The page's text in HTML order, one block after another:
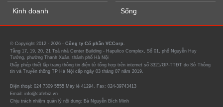
Kinh doanh Sống
© Copyright 2012 - 2026 - Công ty Cổ phần VCCorp.
Tầng 17, 19, 20, 21 Toà nhà Center Building - Hapulico Complex, Số 01, phố Nguyễn Huy
Tưởng, phường Thanh Xuân, thành phố Hà Nội
Giấy phép thiết lập trang thông tin điện tử tổng hợp trên internet số 3321/GP-TTĐT do Sở Thông
tin và Truyền thông TP Hà Nội cấp ngày 03 tháng 07 năm 2019.
Điện thoại: 024 7309 5555 Máy lẻ 41294. Fax: 024-39743413
Email: info@cafebiz.vn
Chịu trách nhiệm quản lý nội dung: Bà Nguyễn Bích Minh